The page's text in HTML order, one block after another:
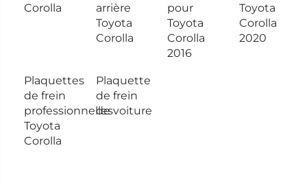
Corolla
arrière
Toyota
Corolla
pour
Toyota
Corolla
2016
Toyota
Corolla
2020
Plaquettes
de frein
professionnelles
Toyota
Corolla
Plaquette
de frein
de voiture